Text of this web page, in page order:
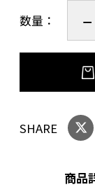
数量：
SHARE
商品